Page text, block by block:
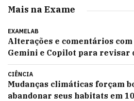
Mais na Exame
EXAMELAB
Alterações e comentários
Gemini e Copilot para revisar
CIÊNCIA
Mudanças climáticas forçam
abandonar seus habitats em